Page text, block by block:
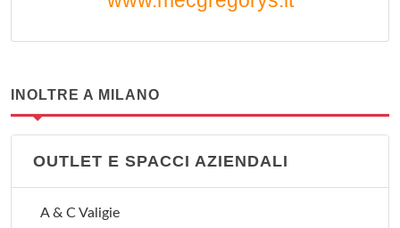
INOLTRE A MILANO
OUTLET E SPACCI AZIENDALI
A & C Valigie